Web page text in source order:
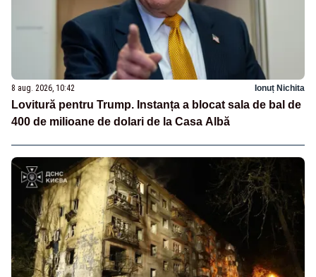
8 aug. 2026, 10:42 Ionuț Nichita
Lovitură pentru Trump. Instanța a blocat sala de bal de
400 de milioane de dolari de la Casa Albă